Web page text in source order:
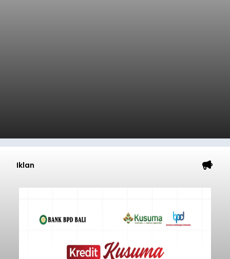
Iklan